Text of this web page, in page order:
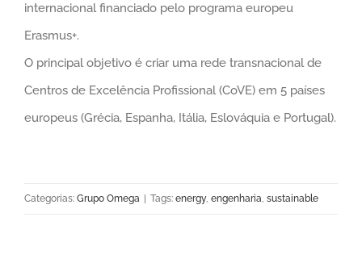
internacional financiado pelo programa europeu
Erasmus+.
O principal objetivo é criar uma rede transnacional de
Centros de Excelência Profissional (CoVE) em 5 países
europeus (Grécia, Espanha, Itália, Eslováquia e Portugal).
Categorias: Grupo Omega Tags: energy, engenharia, sustainable